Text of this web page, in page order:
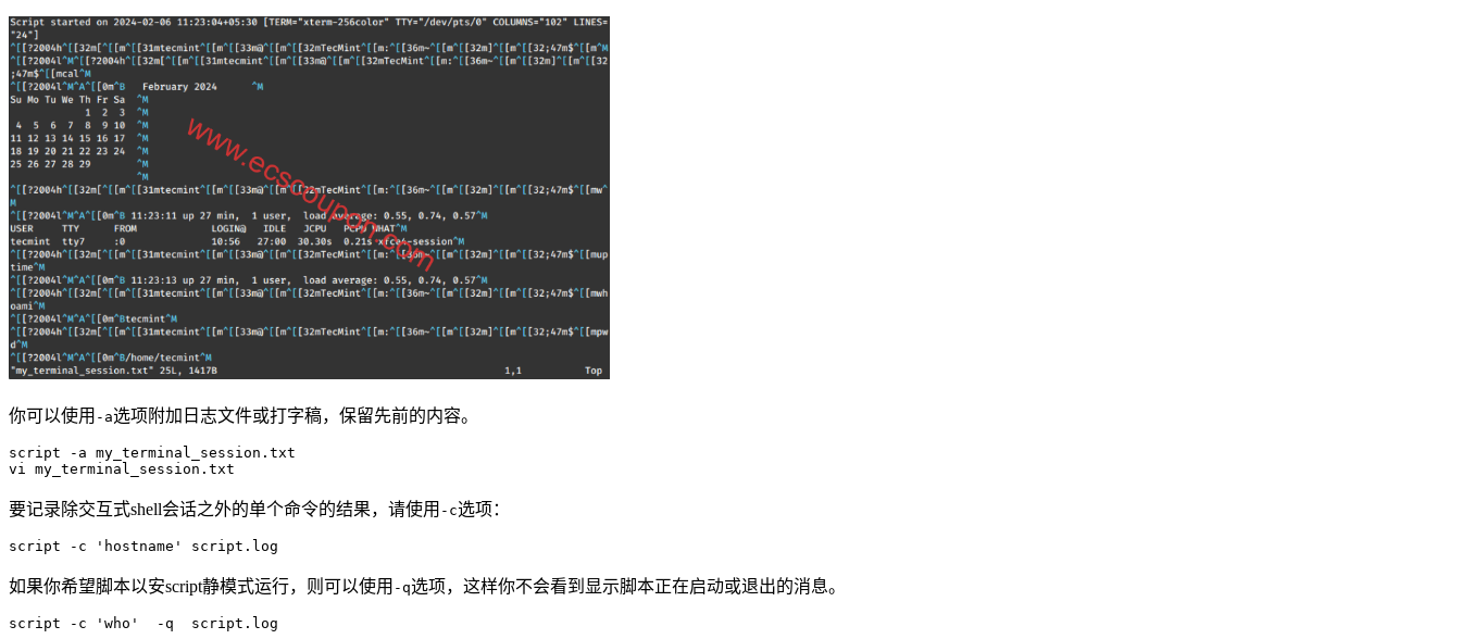
你可以使用 -a选项附加日志文件或打字稿，保留先前的内容。
script -a my_terminal_session.txt
vi my_terminal_session.txt
要记录除交互式shell会话之外的单个命令的结果，请使用 -c选项：
script -c 'hostname' script.log
如果你希望脚本以安script静模式运行，则可以使用 -q选项，这样你不会看到显示脚本正在启动或退出的消息。
script -c 'who'  -q  script.log